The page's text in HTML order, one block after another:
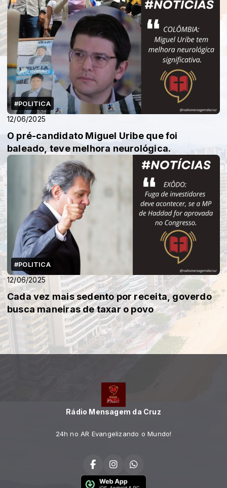
#POLITICA
12/06/2025
O pré-candidato Miguel Uribe que foi
baleado, teve melhora neurológica.
#POLITICA
12/06/2025
Cada vez mais sedento por receita, goverdo
busca maneiras de taxar o povo
Rádio Mensagem da Cruz
24h no AR Evangelizando o Mundo!